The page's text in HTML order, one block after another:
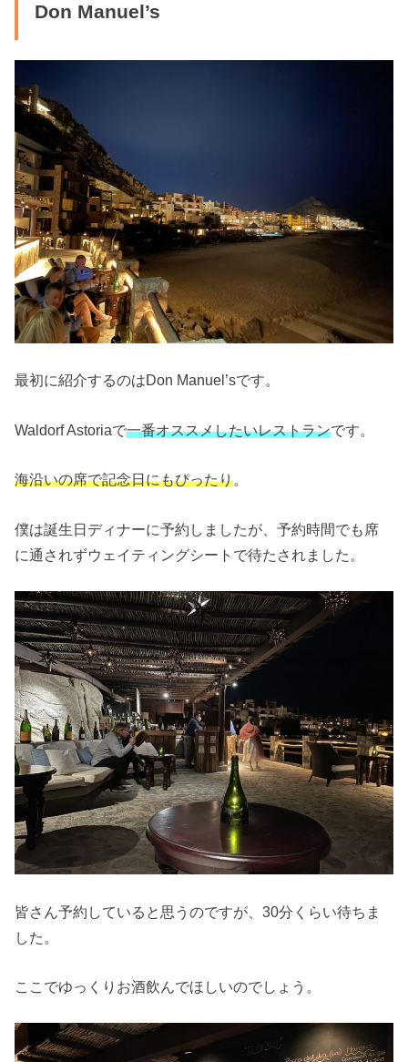
Don Manuel’s
最初に紹介するのはDon Manuel’sです。
Waldorf Astoriaで一番オススメしたいレストランです。
海沿いの席で記念日にもぴったり。
僕は誕生日ディナーに予約しましたが、予約時間でも席
に通されずウェイティングシートで待たされました。
皆さん予約していると思うのですが、30分くらい待ちま
した。
ここでゆっくりお酒飲んでほしいのでしょう。